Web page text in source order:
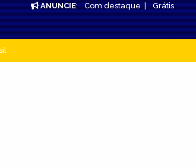
ANUNCIE: Com destaque| Grátis